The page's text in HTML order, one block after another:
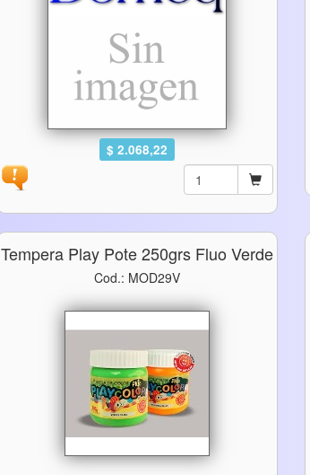
$ 2.068,22
Tempera Play Pote 250grs Fluo Verde
Cod.: MOD29V